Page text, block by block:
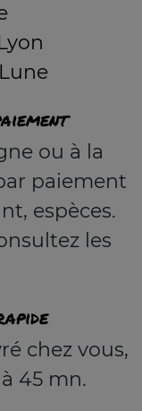
ou à la
paiement
espèces.
les
chez vous,
45 mn.